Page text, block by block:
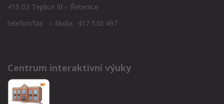
415 03 Teplice III – Řetenice
telefon/fax – škola: 417 530 497
Centrum interaktivní výuky